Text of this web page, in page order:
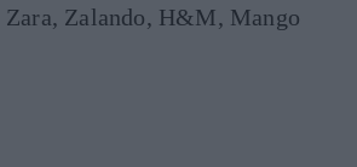
Zalando, H&M, Mango